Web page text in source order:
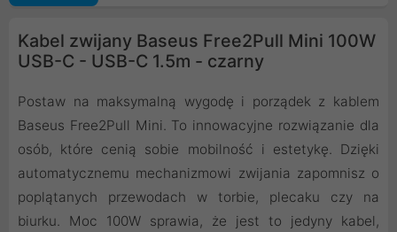
Kabel zwijany Baseus Free2Pull Mini 100W
USB-C - USB-C 1.5m - czarny
Postaw na maksymalną wygodę i porządek z kablem
Baseus Free2Pull Mini. To innowacyjne rozwiązanie dla
osób, które cenią sobie mobilność i estetykę. Dzięki
automatycznemu mechanizmowi zwijania zapomnisz o
poplątanych przewodach w torbie, plecaku czy na
biurku. Moc 100W sprawia, że jest to jedyny kabel,